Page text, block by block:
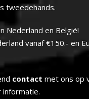
tweedehands.
in Nederland en
vanaf €150.- en
contact met ons op